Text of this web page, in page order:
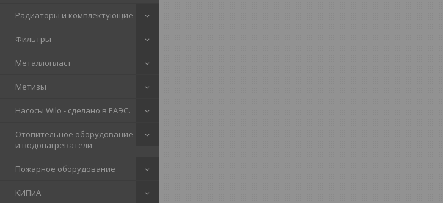
Радиаторы и комплектующие
Фильтры
Металлопласт
Метизы
Насосы Wilo - сделано в ЕАЭС.
Отопительное оборудование
и водонагреватели
Пожарное оборудование
КИПиА